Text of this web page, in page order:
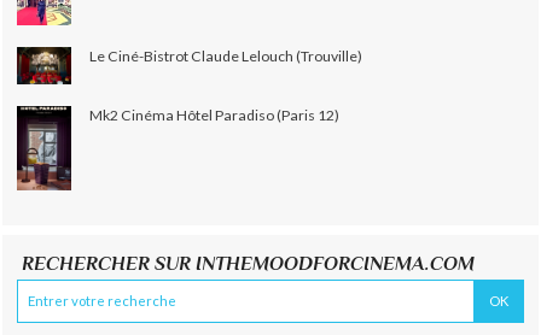
Le Ciné-Bistrot Claude Lelouch (Trouville)
Mk2 Cinéma Hôtel Paradiso (Paris 12)
RECHERCHER SUR INTHEMOODFORCINEMA.COM